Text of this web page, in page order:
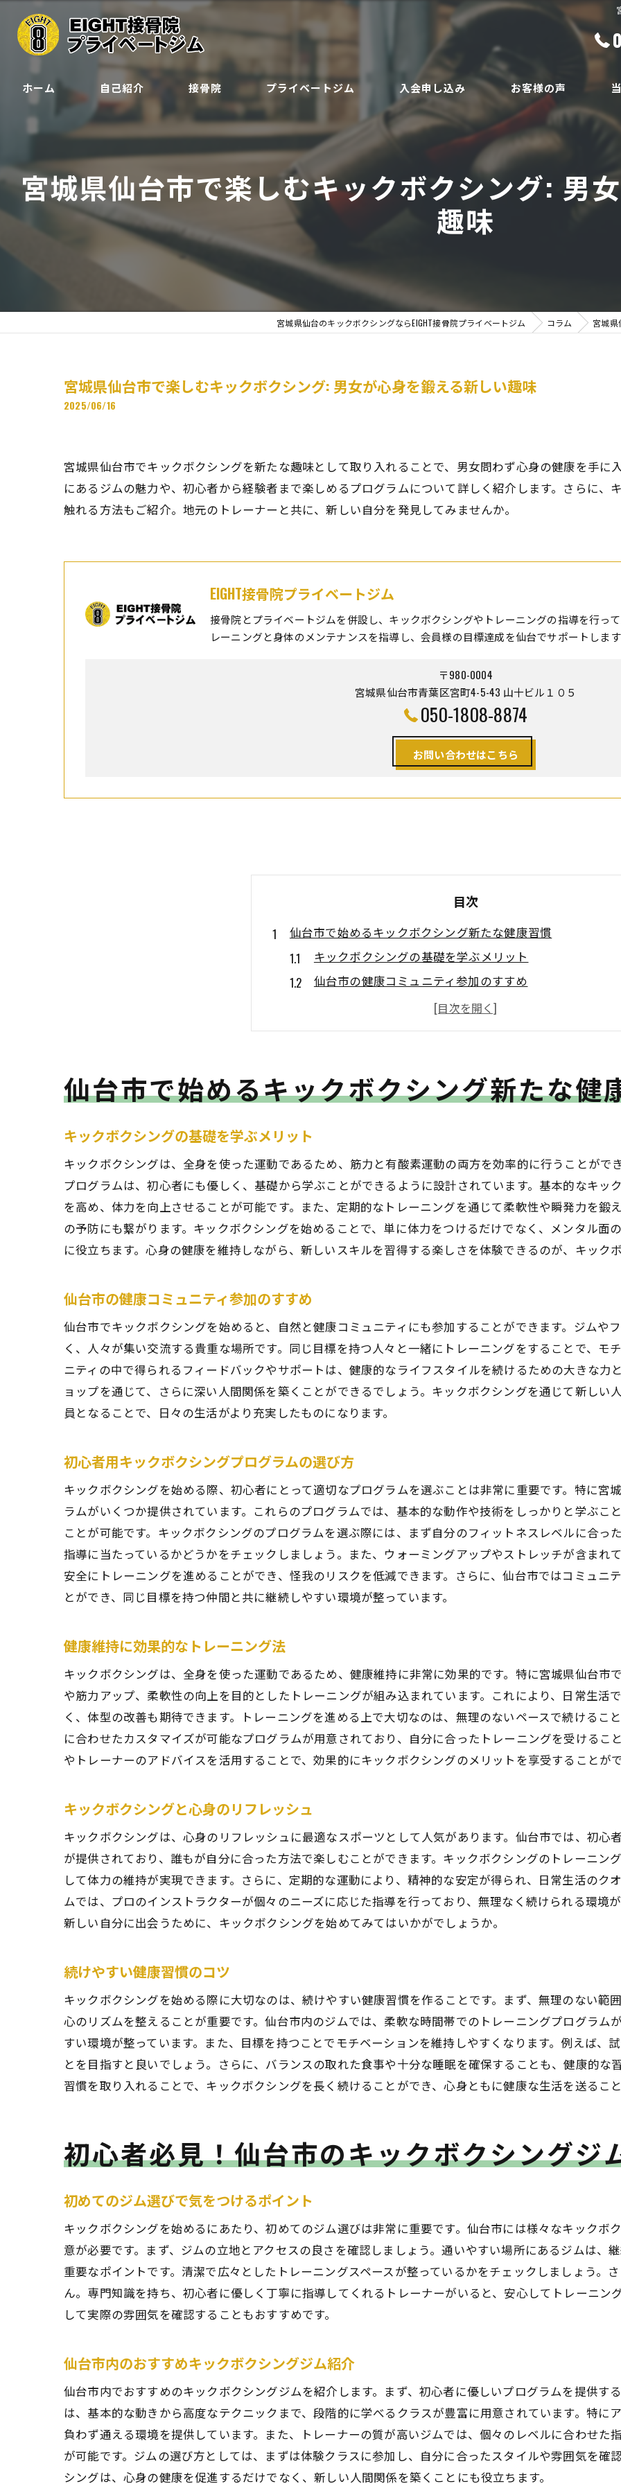
ホーム 自己紹介 接骨院 プライベートジム
クラス
ジュニア会員
予約
入会申し込み お客様の声
ダ
ボ
宮城県仙台市で楽しむキックボクシング: 男
趣味
宮城県仙台のキックボクシングならEIGHT接骨院プライベートジム コラム 宮城県
宮城県仙台市で楽しむキックボクシング: 男女が心身を鍛える新しい趣味
2025/06/16
宮城県仙台市でキックボクシングを新たな趣味として取り入れることで、男女問わず心身の健康を手に
にあるジムの魅力や、初心者から経験者まで楽しめるプログラムについて詳しく紹介します。さらに、
触れる方法もご紹介。地元のトレーナーと共に、新しい自分を発見してみませんか。
EIGHT接骨院プライベートジム
接骨院とプライベートジムを併設し、キックボクシングやトレーニングの指導を行っ
レーニングと身体のメンテナンスを指導し、会員様の目標達成を仙台でサポートしま
〒980-0004
宮城県仙台市青葉区宮町4-5-43 山十ビル１０５
050-1808-8874
お問い合わせはこちら
目次
仙台市で始めるキックボクシング新たな健康習慣
キックボクシングの基礎を学ぶメリット
仙台市の健康コミュニティ参加のすすめ
初心者用キックボクシングプログラムの選び方
健康維持に効果的なトレーニング法
続けやすい健康習慣のコツ
初心者必見！仙台市のキックボクシングジムガイド
見学ツアーでジムの雰囲気を体験
初心者向けクラスの特徴と魅力
ジム選びの成功例と失敗例
トレーナーとの相性の重要性
仙台市の歴史とスポーツ文化の関係
地元イベントとキックボクシングのコラボ
文化交流を深めるキックボクシングツアー
仙台市のトレーナーの地域貢献活動
地域の魅力を伝えるキックボクシングワークショップ
仙台市で心身をリフレッシュする方法
自然とスポーツの融合したリフレッシュプラン
キックボクシング後のリラクゼーションスポット
地元で楽しむリフレッシュアクティビティ
仙台市の癒しスポットとキックボクシングの組み合わせ
リフレッシュに最適な時期とタイミング
新しい挑戦を楽しむ仙台市の環境
日常生活に役立つ自己防衛術
自己発見のきっかけとなるトレーニング
新しい趣味を見つけるためのガイド
ペアで楽しむキックボクシングの魅力
初心者から上級者まで対応するプログラム
家族で参加できる仙台市のジム
男女別プログラムの違いと共通点
多様な目的に応じたプログラムの紹介
トレーナーの経験談から得るインスピレーション
個別指導でスキルアップを目指す方法
トレーナーとのコミュニケーションの取り方
地元トレーナーの魅力と伝統
キックボクシングを通じた人間関係の築き方
地域に根ざしたキックボクシングの利点
仙台市のコミュニティがもたらす心の変化
地域のサポートがもたらすモチベーション
心身の変化を実感するための記録法
仙台市で始めるキックボクシング新たな健
キックボクシングの基礎を学ぶメリット
キックボクシングは、全身を使った運動であるため、筋力と有酸素運動の両方を効率的に行うことがで
プログラムは、初心者にも優しく、基礎から学ぶことができるように設計されています。基本的なキッ
を高め、体力を向上させることが可能です。また、定期的なトレーニングを通じて柔軟性や瞬発力を鍛
の予防にも繋がります。キックボクシングを始めることで、単に体力をつけるだけでなく、メンタル面
に役立ちます。心身の健康を維持しながら、新しいスキルを習得する楽しさを体験できるのが、キック
仙台市の健康コミュニティ参加のすすめ
仙台市でキックボクシングを始めると、自然と健康コミュニティにも参加することができます。ジムや
く、人々が集い交流する貴重な場所です。同じ目標を持つ人々と一緒にトレーニングをすることで、モ
ニティの中で得られるフィードバックやサポートは、健康的なライフスタイルを続けるための大きな力
ョップを通じて、さらに深い人間関係を築くことができるでしょう。キックボクシングを通じて新しい
員となることで、日々の生活がより充実したものになります。
初心者用キックボクシングプログラムの選び方
キックボクシングを始める際、初心者にとって適切なプログラムを選ぶことは非常に重要です。特に宮
ラムがいくつか提供されています。これらのプログラムでは、基本的な動作や技術をしっかりと学ぶこ
ことが可能です。キックボクシングのプログラムを選ぶ際には、まず自分のフィットネスレベルに合っ
指導に当たっているかどうかをチェックしましょう。また、ウォーミングアップやストレッチが含まれ
安全にトレーニングを進めることができ、怪我のリスクを低減できます。さらに、仙台市ではコミュニ
とができ、同じ目標を持つ仲間と共に継続しやすい環境が整っています。
健康維持に効果的なトレーニング法
キックボクシングは、全身を使った運動であるため、健康維持に非常に効果的です。特に宮城県仙台市
や筋力アップ、柔軟性の向上を目的としたトレーニングが組み込まれています。これにより、日常生活
く、体型の改善も期待できます。トレーニングを進める上で大切なのは、無理のないペースで続けるこ
に合わせたカスタマイズが可能なプログラムが用意されており、自分に合ったトレーニングを受けるこ
やトレーナーのアドバイスを活用することで、効果的にキックボクシングのメリットを享受することが
キックボクシングと心身のリフレッシュ
キックボクシングは、心身のリフレッシュに最適なスポーツとして人気があります。仙台市では、初心
が提供されており、誰もが自分に合った方法で楽しむことができます。キックボクシングのトレーニン
して体力の維持が実現できます。さらに、定期的な運動により、精神的な安定が得られ、日常生活のク
ムでは、プロのインストラクターが個々のニーズに応じた指導を行っており、無理なく続けられる環境
新しい自分に出会うために、キックボクシングを始めてみてはいかがでしょうか。
続けやすい健康習慣のコツ
キックボクシングを始める際に大切なのは、続けやすい健康習慣を作ることです。まず、無理のない範
心のリズムを整えることが重要です。仙台市内のジムでは、柔軟な時間帯でのトレーニングプログラム
すい環境が整っています。また、目標を持つことでモチベーションを維持しやすくなります。例えば、
とを目指すと良いでしょう。さらに、バランスの取れた食事や十分な睡眠を確保することも、健康的
習慣を取り入れることで、キックボクシングを長く続けることができ、心身ともに健康な生活を送るこ
初心者必見！仙台市のキックボクシングジ
初めてのジム選びで気をつけるポイント
キックボクシングを始めるにあたり、初めてのジム選びは非常に重要です。仙台市には様々なキックボ
意が必要です。まず、ジムの立地とアクセスの良さを確認しましょう。通いやすい場所にあるジムは、
重要なポイントです。清潔で広々としたトレーニングスペースが整っているかをチェックしましょう。
ん。専門知識を持ち、初心者に優しく丁寧に指導してくれるトレーナーがいると、安心してトレーニン
して実際の雰囲気を確認することもおすすめです。
仙台市内のおすすめキックボクシングジム紹介
仙台市内でおすすめのキックボクシングジムを紹介します。まず、初心者に優しいプログラムを提供す
は、基本的な動きから高度なテクニックまで、段階的に学べるクラスが豊富に用意されています。特に
負わず通える環境を提供しています。また、トレーナーの質が高いジムでは、個々のレベルに合わせた
が可能です。ジムの選び方としては、まずは体験クラスに参加し、自分に合ったスタイルや雰囲気を確
シングは、心身の健康を促進するだけでなく、新しい人間関係を築くことにも役立ちます。